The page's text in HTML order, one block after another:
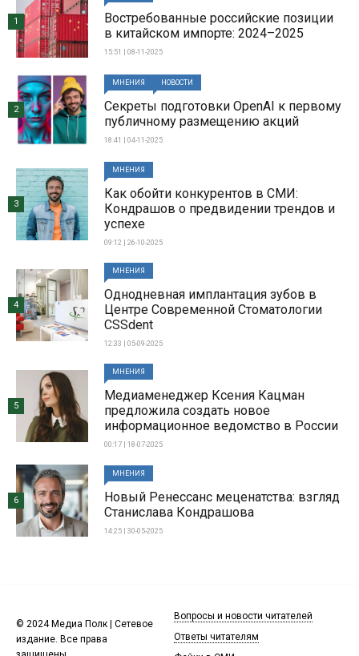
Востребованные российские позиции
в китайском импорте: 2024–2025
15:51 | 08-11-2025
1
МНЕНИЯ НОВОСТИ
Секреты подготовки OpenAI к первому
публичному размещению акций
18:41 | 04-11-2025
2
МНЕНИЯ
Как обойти конкурентов в СМИ:
Кондрашов о предвидении трендов и
успехе
09:12 | 26-10-2025
3
МНЕНИЯ
Однодневная имплантация зубов в
Центре Современной Стоматологии
CSSdent
12:33 | 05-09-2025
4
МНЕНИЯ
Медиаменеджер Ксения Кацман
предложила создать новое
информационное ведомство в России
00:17 | 18-07-2025
5
МНЕНИЯ
Новый Ренессанс меценатства: взгляд
Станислава Кондрашова
14:25 | 30-05-2025
6
© 2024 Медиа Полк | Сетевое
издание. Все права
Вопросы и новости читателей
Ответы читателям